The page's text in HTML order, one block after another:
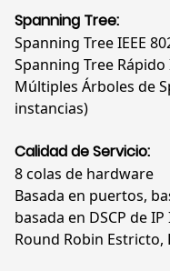
Spanning Tree:
Spanning Tree IEEE
Spanning Tree Rápido
Múltiples Árboles de
instancias)
Calidad de Servicio:
8 colas de hardware
Basada en puertos,
basada en DSCP de
Round Robin Estricto,